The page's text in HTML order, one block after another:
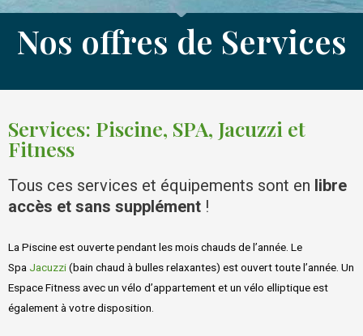
Nos offres de Services
Services: Piscine, SPA, Jacuzzi et
Fitness
Tous ces services et équipements sont en libre
accès et sans supplément !
La Piscine est ouverte pendant les mois chauds de l’année. Le
Spa Jacuzzi(bain chaud à bulles relaxantes) est ouvert toute l’année. Un
Espace Fitness avec un vélo d’appartement et un vélo elliptique est
également à votre disposition.